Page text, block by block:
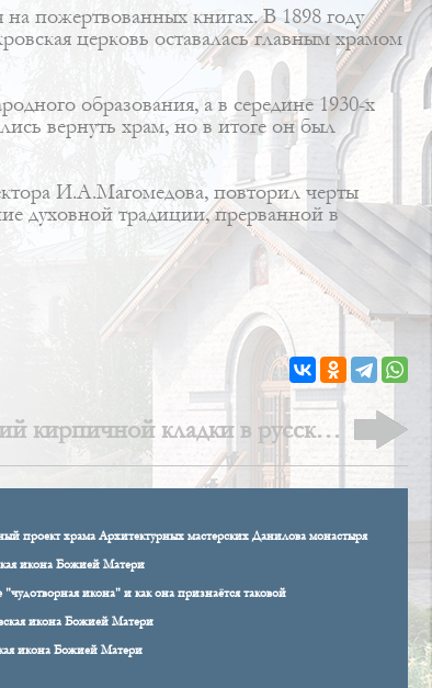
пожертвованных книгах. В 1898 году
церковь оставалась главным храмом
образования, а в середине 1930-х
вернуть храм, но в итоге он был
И.А.Магомедова, повторил черты
духовной традиции, прерванной в
кирпичной кладки в русском
православном зодчестве
проект храма Архитектурных мастерских Данилова монастыря
икона Божией Матери
"чудотворная икона" и как она признаётся таковой
икона Божией Матери
икона Божией Матери